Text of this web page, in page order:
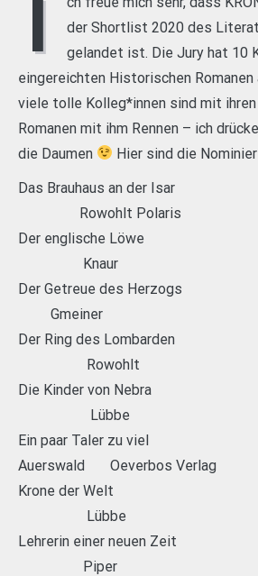
I
der Shortlist 2020 des
gelandet ist. Die Jury hat 10
eingereichten Historischen Romanen
viele tolle Kolleg*innen sind mit
Romanen mit ihm Rennen – ich
die Daumen
Hier sind die
Das Brauhaus an der Isar
Rowohlt Polaris
Der englische Löwe
Knaur
Der Getreue des Herzogs
Gmeiner
Der Ring des Lombarden
Rowohlt
Die Kinder von Nebra
Lübbe
Ein paar Taler zu viel
Auerswald Oeverbos Verlag
Krone der Welt
Lübbe
Lehrerin einer neuen Zeit
Piper